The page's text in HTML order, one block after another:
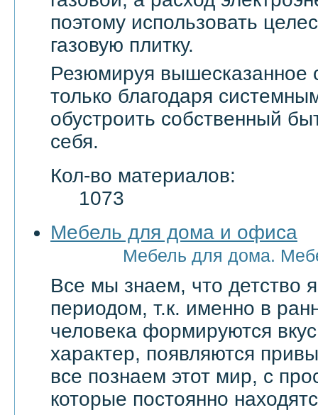
поэтому использовать
газовую плитку.
Резюмируя вышесказанное
только благодаря
обустроить собственный
себя.
Кол-во материалов:
1073
Мебель для дома и офиса
Мебель для дома.
Все мы знаем, что детство
периодом, т.к. именно в
человека формируются
характер, появляются
все познаем этот мир, с
которые постоянно